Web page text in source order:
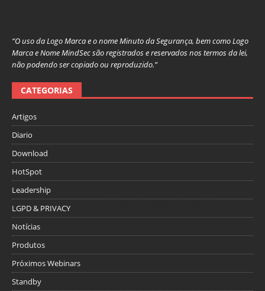
“O uso da Logo Marca e o nome Minuto da Segurança, bem como Logo
Marca e Nome MindSec são registrados e reservados nos termos da lei,
não podendo ser copiado ou reproduzido.”
CATEGORIAS
Artigos
Diario
Download
HotSpot
Leadership
LGPD & PRIVACY
Notícias
Produtos
Próximos Webinars
Standby